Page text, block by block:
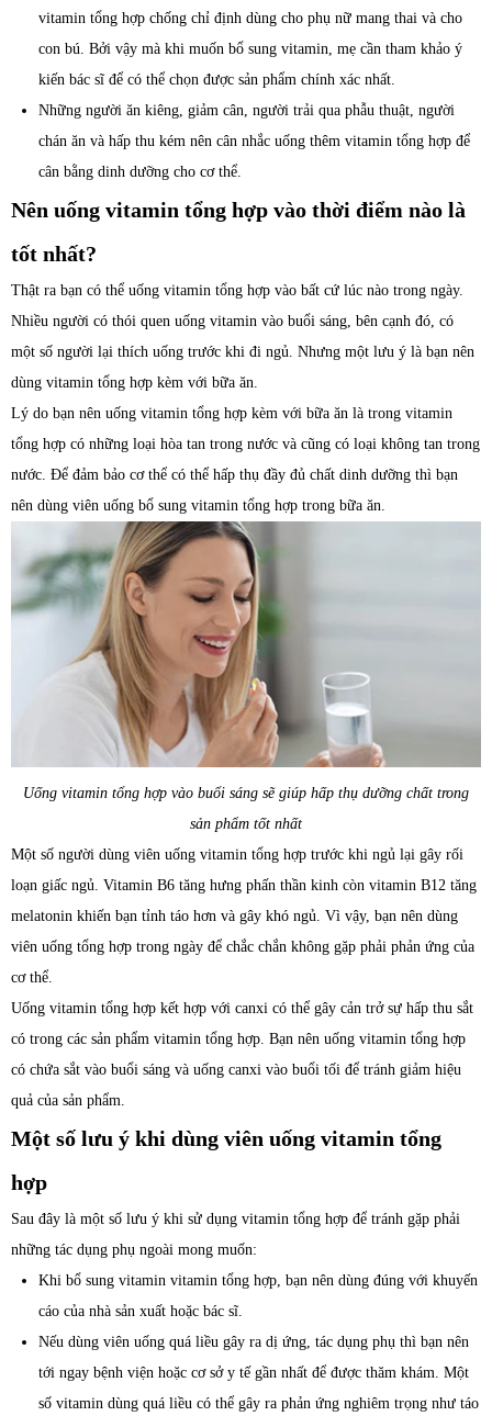
vitamin tổng hợp chống chỉ định dùng cho phụ nữ mang thai và cho
con bú. Bởi vậy mà khi muốn bổ sung vitamin, mẹ cần tham khảo ý
kiến bác sĩ để có thể chọn được sản phẩm chính xác nhất.
Những người ăn kiêng, giảm cân, người trải qua phẫu thuật, người
chán ăn và hấp thu kém nên cân nhắc uống thêm vitamin tổng hợp để
cân bằng dinh dưỡng cho cơ thể.
Nên uống vitamin tổng hợp vào thời điểm nào là
tốt nhất?
Thật ra bạn có thể uống vitamin tổng hợp vào bất cứ lúc nào trong ngày.
Nhiều người có thói quen uống vitamin vào buổi sáng, bên cạnh đó, có
một số người lại thích uống trước khi đi ngủ. Nhưng một lưu ý là bạn nên
dùng vitamin tổng hợp kèm với bữa ăn.
Lý do bạn nên uống vitamin tổng hợp kèm với bữa ăn là trong vitamin
tổng hợp có những loại hòa tan trong nước và cũng có loại không tan trong
nước. Để đảm bảo cơ thể có thể hấp thụ đầy đủ chất dinh dưỡng thì bạn
nên dùng viên uống bổ sung vitamin tổng hợp trong bữa ăn.
Uống vitamin tổng hợp vào buổi sáng sẽ giúp hấp thụ dưỡng chất trong
sản phẩm tốt nhất
Một số người dùng viên uống vitamin tổng hợp trước khi ngủ lại gây rối
loạn giấc ngủ. Vitamin B6 tăng hưng phấn thần kinh còn vitamin B12 tăng
melatonin khiến bạn tỉnh táo hơn và gây khó ngủ. Vì vậy, bạn nên dùng
viên uống tổng hợp trong ngày để chắc chắn không gặp phải phản ứng của
cơ thể.
Uống vitamin tổng hợp kết hợp với canxi có thể gây cản trở sự hấp thu sắt
có trong các sản phẩm vitamin tổng hợp. Bạn nên uống vitamin tổng hợp
có chứa sắt vào buổi sáng và uống canxi vào buổi tối để tránh giảm hiệu
quả của sản phẩm.
Một số lưu ý khi dùng viên uống vitamin tổng
hợp
Sau đây là một số lưu ý khi sử dụng vitamin tổng hợp để tránh gặp phải
những tác dụng phụ ngoài mong muốn:
Khi bổ sung vitamin vitamin tổng hợp, bạn nên dùng đúng với khuyến
cáo của nhà sản xuất hoặc bác sĩ.
Nếu dùng viên uống quá liều gây ra dị ứng, tác dụng phụ thì bạn nên
tới ngay bệnh viện hoặc cơ sở y tế gần nhất để được thăm khám. Một
số vitamin dùng quá liều có thể gây ra phản ứng nghiêm trọng như táo